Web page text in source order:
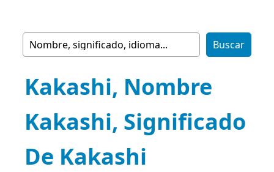
Kakashi, Nombre
Kakashi, Significado
De Kakashi